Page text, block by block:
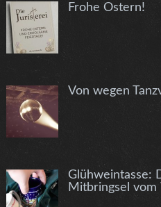
Frohe Ostern!
Von wegen
Glühweintasse:
Mitbringsel